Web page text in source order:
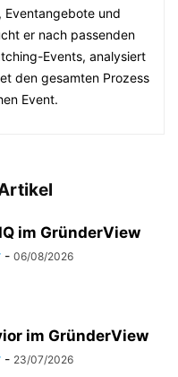
Eventangebote und
er nach passenden
Events, analysiert
den gesamten Prozess
Event.
im GründerView
- 06/08/2026
im GründerView
- 23/07/2026